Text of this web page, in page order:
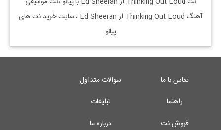
آهنگ Thinking Out Loud از Ed Sheeran
، سایت خرید نت های
پیانو
تماس با ما
سوالات متداول
راهنما
تبلیغات
فروش نت
درباره ما